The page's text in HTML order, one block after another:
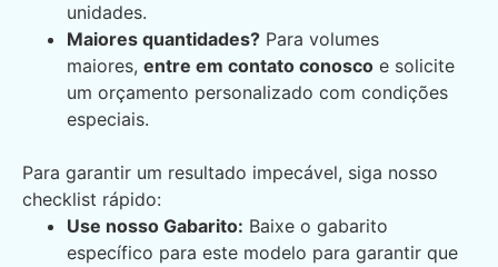
unidades.
Maiores quantidades? Para volumes
maiores, entre em contato conosco e solicite
um orçamento personalizado com condições
especiais.
Para garantir um resultado impecável, siga nosso
checklist rápido:
Use nosso Gabarito: Baixe o gabarito
específico para este modelo para garantir que